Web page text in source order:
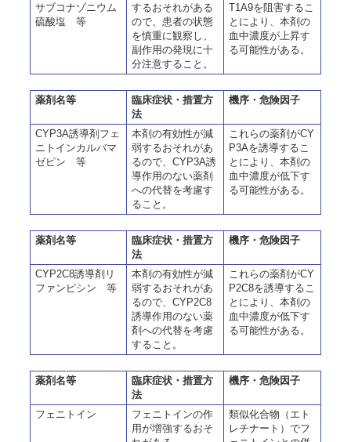
サブコナゾニウム
硫酸塩 等
するおそれがある
ので、患者の状態
を慎重に観察し、
副作用の発現に十
分注意すること。
T1A9を阻害するこ
とにより、本剤の
血中濃度が上昇す
る可能性がある。
薬剤名等
臨床症状・措置方
法
機序・危険因子
CYP3A誘導剤フェ
ニトインカルバマ
ゼピン 等
本剤の有効性が減
弱するおそれがあ
るので、CYP3A誘
導作用のない薬剤
への代替を考慮す
ること。
これらの薬剤がCY
P3Aを誘導するこ
とにより、本剤の
血中濃度が低下す
る可能性がある。
薬剤名等
臨床症状・措置方
法
機序・危険因子
CYP2C8誘導剤リ
ファンピシン 等
本剤の有効性が減
弱するおそれがあ
るので、CYP2C8
誘導作用のない薬
剤への代替を考慮
すること。
これらの薬剤がCY
P2C8を誘導するこ
とにより、本剤の
血中濃度が低下す
る可能性がある。
薬剤名等
臨床症状・措置方
法
機序・危険因子
フェニトイン
フェニトインの作
用が増強するおそ
類似化合物（エト
レチナート）でフ